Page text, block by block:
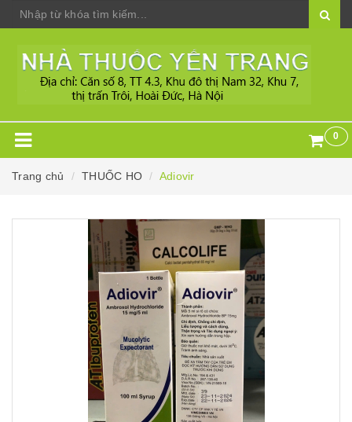
0
Trang chủ THUỐC HO Adiovir